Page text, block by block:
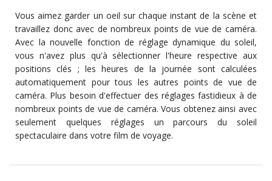
Vous aimez garder un oeil sur chaque instant de la scène et
travaillez donc avec de nombreux points de vue de caméra.
Avec la nouvelle fonction de réglage dynamique du soleil,
vous n'avez plus qu'à sélectionner l'heure respective aux
positions clés ; les heures de la journée sont calculées
automatiquement pour tous les autres points de vue de
caméra. Plus besoin d'effectuer des réglages fastidieux à de
nombreux points de vue de caméra. Vous obtenez ainsi avec
seulement quelques réglages un parcours du soleil
spectaculaire dans votre film de voyage.